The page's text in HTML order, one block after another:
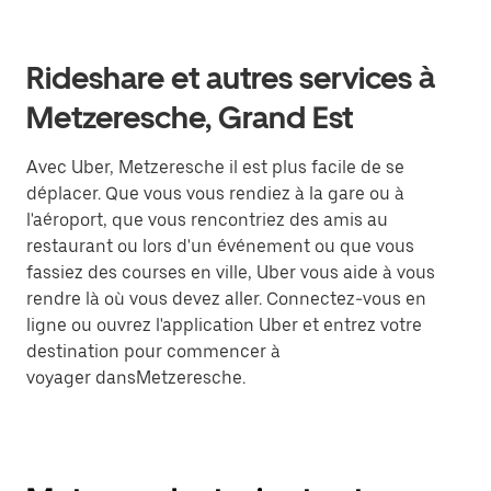
Rideshare et autres services à
Metzeresche, Grand Est
Avec Uber, Metzeresche il est plus facile de se
déplacer. Que vous vous rendiez à la gare ou à
l'aéroport, que vous rencontriez des amis au
restaurant ou lors d'un événement ou que vous
fassiez des courses en ville, Uber vous aide à vous
rendre là où vous devez aller. Connectez-vous en
ligne ou ouvrez l'application Uber et entrez votre
destination pour commencer à
voyager dansMetzeresche.